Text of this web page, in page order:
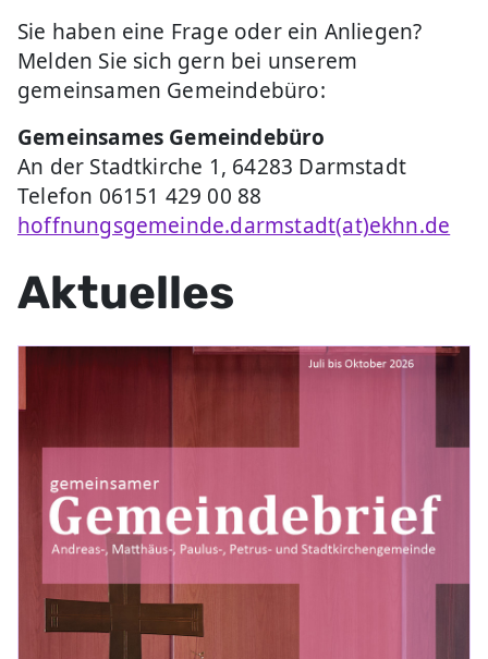
Sie haben eine Frage oder ein Anliegen?
Melden Sie sich gern bei unserem
gemeinsamen Gemeindebüro:
Gemeinsames Gemeindebüro
An der Stadtkirche 1, 64283 Darmstadt
Telefon 06151 429 00 88
hoffnungsgemeinde.darmstadt(at)ekhn.de
Aktuelles